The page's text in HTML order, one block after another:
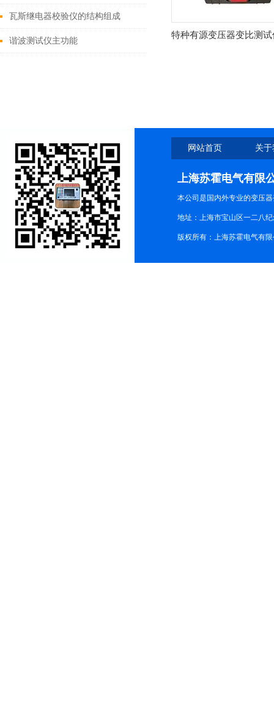
瓦斯继电器校验仪的结构组成
谐波测试仪主功能
特种有源变压器变比测
网站首页 关
上海苏霍电气有限
本公司是国内外专业的变压
地址：上海市宝山区一二八纪
版权所有：上海苏霍电气有